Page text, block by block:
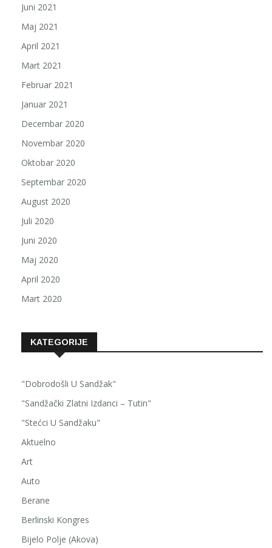
Juni 2021
Maj 2021
April 2021
Mart 2021
Februar 2021
Januar 2021
Decembar 2020
Novembar 2020
Oktobar 2020
Septembar 2020
August 2020
Juli 2020
Juni 2020
Maj 2020
April 2020
Mart 2020
KATEGORIJE
"Dobrodošli U Sandžak"
"Sandžački Zlatni Izdanci – Tutin"
"Stećci U Sandžaku"
Aktuelno
Art
Auto
Berane
Berlinski Kongres
Bijelo Polje (Akova)